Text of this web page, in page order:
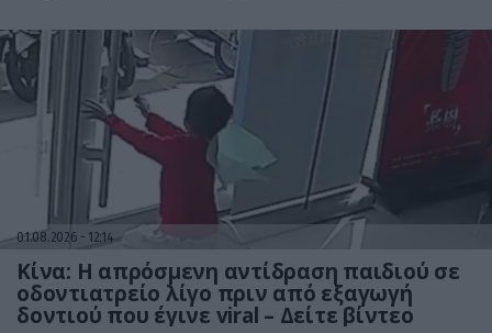
01.08.2026 12:14
Κίνα: Η απρόσμενη αντίδραση παιδιού σε
οδοντιατρείο λίγο πριν από εξαγωγή
δοντιού που έγινε viral – Δείτε βίντεο